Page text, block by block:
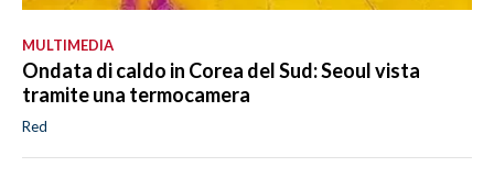
MULTIMEDIA
Ondata di caldo in Corea del Sud: Seoul vista
tramite una termocamera
Red